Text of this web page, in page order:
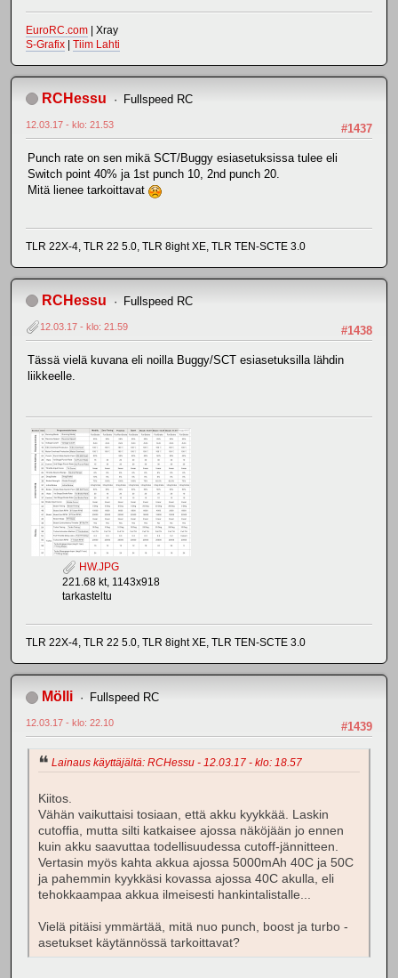
EuroRC.com | Xray
S-Grafix | Tiim Lahti
RCHessu Fullspeed RC
#1437
12.03.17 - klo: 21.53
Punch rate on sen mikä SCT/Buggy esiasetuksissa tulee eli
Switch point 40% ja 1st punch 10, 2nd punch 20.
Mitä lienee tarkoittavat
TLR 22X-4, TLR 22 5.0, TLR 8ight XE, TLR TEN-SCTE 3.0
RCHessu Fullspeed RC
#1438
12.03.17 - klo: 21.59
Tässä vielä kuvana eli noilla Buggy/SCT esiasetuksilla lähdin
liikkeelle.
HW.JPG
221.68 kt, 1143x918
tarkasteltu
TLR 22X-4, TLR 22 5.0, TLR 8ight XE, TLR TEN-SCTE 3.0
Mölli Fullspeed RC
#1439
12.03.17 - klo: 22.10
Lainaus käyttäjältä: RCHessu - 12.03.17 - klo: 18.57
Kiitos.
Vähän vaikuttaisi tosiaan, että akku kyykkää. Laskin
cutoffia, mutta silti katkaisee ajossa näköjään jo ennen
kuin akku saavuttaa todellisuudessa cutoff-jännitteen.
Vertasin myös kahta akkua ajossa 5000mAh 40C ja 50C
ja pahemmin kyykkäsi kovassa ajossa 40C akulla, eli
tehokkaampaa akkua ilmeisesti hankintalistalle...
Vielä pitäisi ymmärtää, mitä nuo punch, boost ja turbo -
asetukset käytännössä tarkoittavat?